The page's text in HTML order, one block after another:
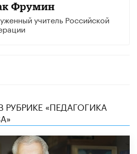
Фрумин
учитель Российской
РУБРИКЕ «ПЕДАГОГИКА